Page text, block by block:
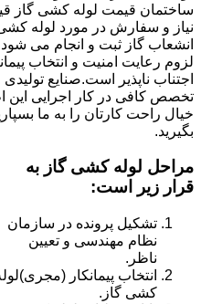
ساختمان قیمت لوله کشی گاز
نیاز و سفارش در مورد لوله
انشعاب گاز ثبت و انجام می شود
لزوم رعایت امنیت و انتخاب
اجتناب ناپذیر است.صنایع
تخصص کافی در کار اجرایی این
خیال راحت کارتان را به ما
بگیرید.
مراحل لوله کشی گاز به
قرار زیر است:
تشکیل پرونده در سازمان
نظام مهندسی و تعیین
ناظر.
انتخاب پیمانکار
کشی گاز.